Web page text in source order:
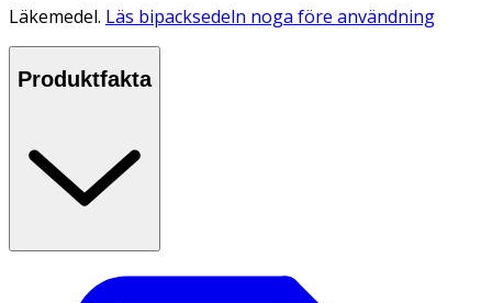
Läkemedel. Läs bipacksedeln noga före användning
Produktfakta